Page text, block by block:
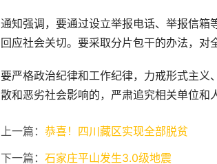
通知强调，要通过设立举报电话、举报信
回应社会关切。要采取分片包干的办法，对
要严格政治纪律和工作纪律，力戒形式主
散和恶劣社会影响的，严肃追究相关单位和
上一篇： 恭喜！四川藏区实现全部脱贫
下一篇： 石家庄平山发生3.0级地震